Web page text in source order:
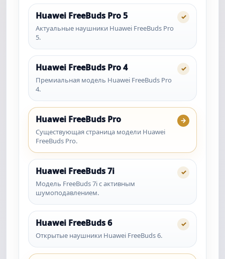
Huawei FreeBuds Pro 5
Актуальные наушники Huawei FreeBuds Pro
5.
✓
Huawei FreeBuds Pro 4
Премиальная модель Huawei FreeBuds Pro
4.
✓
Huawei FreeBuds Pro
Существующая страница модели Huawei
FreeBuds Pro.
→
Huawei FreeBuds 7i
Модель FreeBuds 7i с активным
шумоподавлением.
✓
Huawei FreeBuds 6
Открытые наушники Huawei FreeBuds 6.
✓